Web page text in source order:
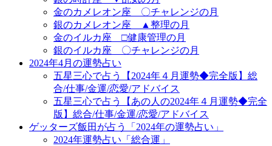
金のカメレオン座 〇チャレンジの月
銀のカメレオン座 ▲整理の月
金のイルカ座 □健康管理の月
銀のイルカ座 〇チャレンジの月
2024年4月の運勢占い
五星三心で占う【2024年４月運勢◆完全版】総
合/仕事/金運/恋愛/アドバイス
五星三心で占う【あの人の2024年４月運勢◆完全
版】総合/仕事/金運/恋愛/アドバイス
ゲッターズ飯田が占う「2024年の運勢占い」
2024年運勢占い「総合運」